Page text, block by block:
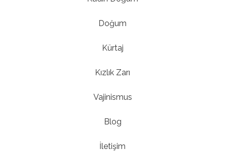
Doğum
Kürtaj
Kızlık Zarı
Vajinismus
Blog
İletişim